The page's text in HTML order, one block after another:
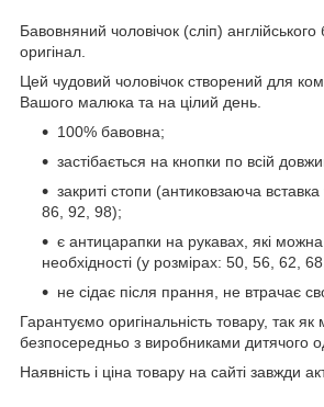
Бавовняний чоловічок (сліп)
оригінал.
Цей чудовий чоловічок створений для
Вашого малюка та на цілий день.
100% бавовна;
застібається на кнопки по всій
закриті стопи (антиковзаюча
86, 92, 98);
є антицарапки на рукавах, які можна
необхідності (у розмірах: 50, 56, 62,
не сідає після прання, не втрачає
Гарантуємо оригінальність товару, так
безпосередньо з виробниками дитячого
Наявність і ціна товару на сайті завжди